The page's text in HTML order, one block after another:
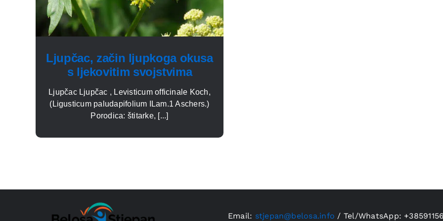
Ljupčac, začin ljupkoga okusa
s ljekovitim svojstvima
Ljupčac Ljupčac , Levisticum officinale Koch,
(Ligusticum palu­dapifolium ILam.1 Aschers.)
Porodica: štitarke, [...]
Email: stjepan@belosa.info / Tel/WhatsApp: